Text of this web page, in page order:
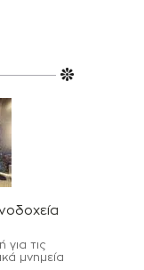
τις
μνημεία